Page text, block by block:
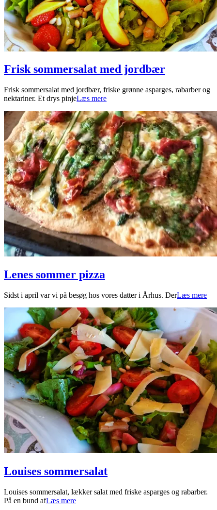
Frisk sommersalat med jordbær
2022-
06-
Frisk sommersalat med jordbær, friske grønne asparges, rabarber og
nektariner. Et drys pinjeLæs mere
Lenes sommer pizza
2022-
29
Sidst i april var vi på besøg hos vores datter i Århus. DerLæs mere
Louises sommersalat
2022-
05-
Louises sommersalat, lækker salat med friske asparges og rabarber.
På en bund afLæs mere